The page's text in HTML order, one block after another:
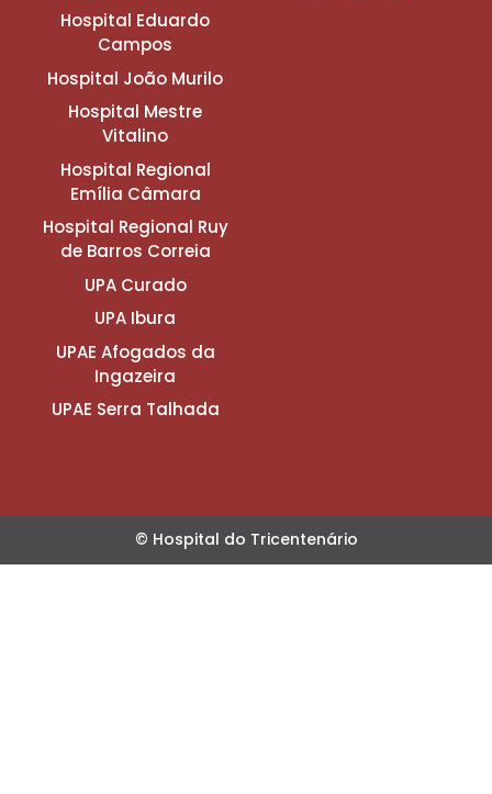
Hospital Eduardo
Campos
Hospital João Murilo
Hospital Mestre
Vitalino
Hospital Regional
Emília Câmara
Hospital Regional Ruy
de Barros Correia
UPA Curado
UPA Ibura
UPAE Afogados da
Ingazeira
UPAE Serra Talhada
© Hospital do Tricentenário